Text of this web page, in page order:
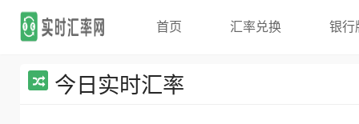
首页 汇率兑换 银行
今日实时汇率